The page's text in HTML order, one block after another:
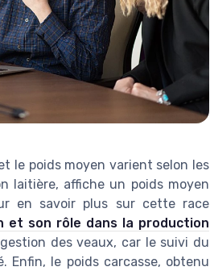
le poids moyen varient selon les
laitière, affiche un poids moyen
en savoir plus sur cette race
et son rôle dans la production
des veaux, car le suivi du
le poids carcasse, obtenu